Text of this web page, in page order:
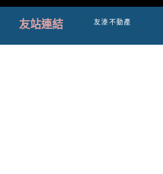
友站連結 友溙不動產